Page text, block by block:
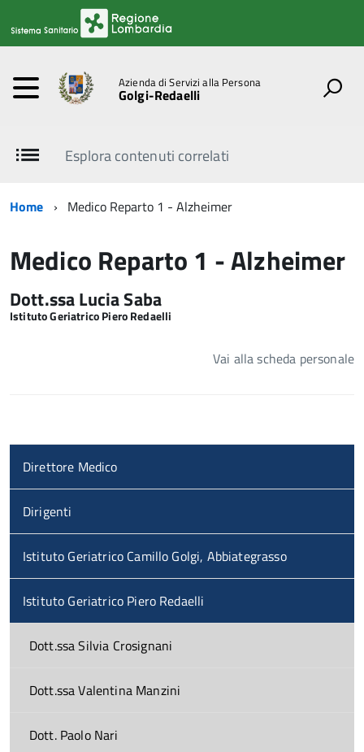
Azienda di Servizi alla Persona
Golgi-Redaelli
Esplora contenuti correlati
Home Medico Reparto 1 - Alzheimer
Medico Reparto 1 - Alzheimer
Dott.ssa Lucia Saba
Istituto Geriatrico Piero Redaelli
Vai alla scheda personale
Direttore Medico
Dirigenti
Istituto Geriatrico Camillo Golgi, Abbiategrasso
Istituto Geriatrico Piero Redaelli
Dott.ssa Silvia Crosignani
Dott.ssa Valentina Manzini
Dott. Paolo Nari